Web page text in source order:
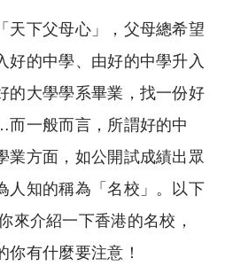
p
y
Li
n
k
at
s
A
p
p
天下父母心」，父母總希望
好的中學、由好的中學升入
的大學學系畢業，找一份好
一般而言，所謂好的中
業方面，如公開試成績出眾
人知的稱為「名校」。以下
來介紹一下香港的名校，
你有什麼要注意！